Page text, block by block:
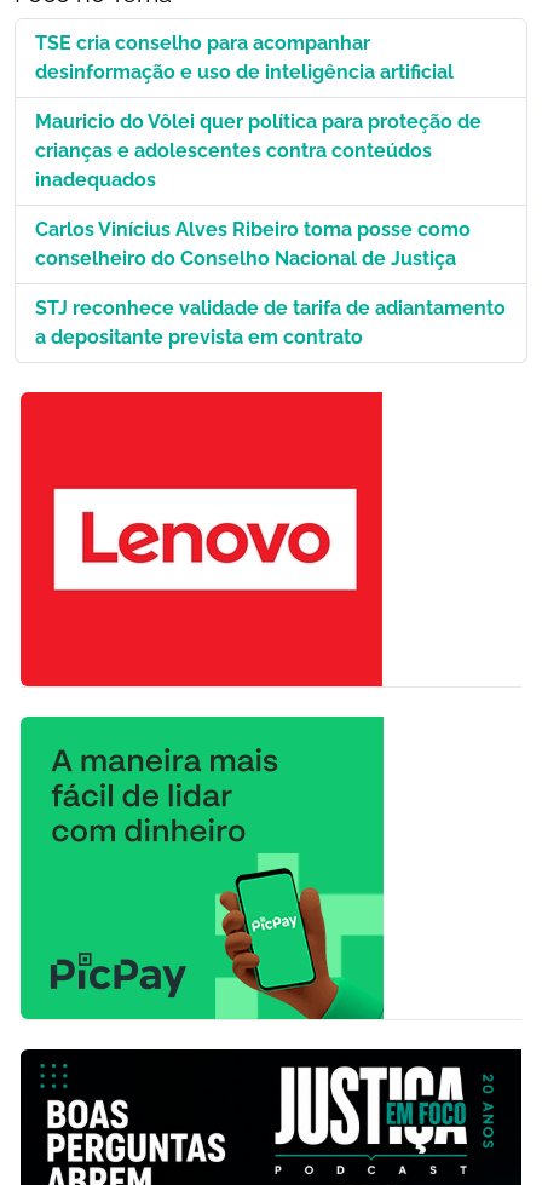
TSE cria conselho para acompanhar
desinformação e uso de inteligência artificial
Mauricio do Vôlei quer política para proteção de
crianças e adolescentes contra conteúdos
inadequados
Carlos Vinícius Alves Ribeiro toma posse como
conselheiro do Conselho Nacional de Justiça
STJ reconhece validade de tarifa de adiantamento
a depositante prevista em contrato